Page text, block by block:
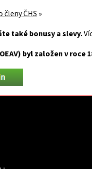
členy ČHS»
takébonusy a slevy.
byl založen v roce